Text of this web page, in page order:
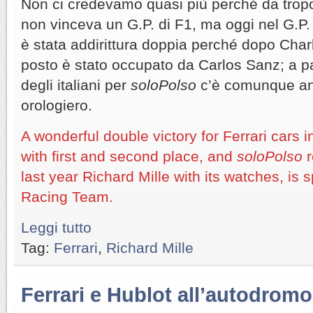
Non ci credevamo quasi più perché da
non vinceva un G.P. di F1, ma oggi nel
è stata addirittura doppia perché dopo
posto è stato occupato da Carlos Sanz; a
degli italiani per soloPolso c’è comunque
orologiero.
A wonderful double victory for Ferrari cars
with first and second place, and soloPolso
last year Richard Mille with its watches, is
Racing Team.
Leggi tutto
Tag: Ferrari Richard Mille
Ferrari e Hublot